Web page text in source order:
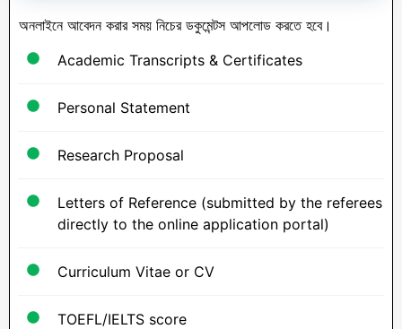
অনলাইনে আবেদন করার সময় নিচের ডকুমেন্টস আপলোড করতে হবে।
Academic Transcripts & Certificates
Personal Statement
Research Proposal
Letters of Reference (submitted by the referees
directly to the online application portal)
Curriculum Vitae or CV
TOEFL/IELTS score